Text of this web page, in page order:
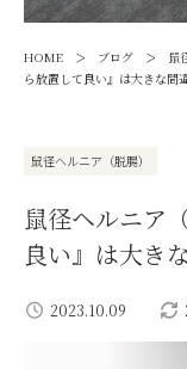
HOME > ブログ > 鼠
ら放置して良い』は大きな間
鼠径ヘルニア（脱腸）
鼠径ヘルニア
良い』は大き
2023.10.09